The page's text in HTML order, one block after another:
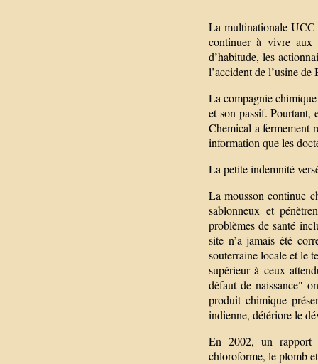
La multinationale UCC
continuer à vivre aux
d’habitude, les
l’accident de l’usine
La compagnie
et son passif. Pourtant,
Chemical a fermement
information que les
La petite indemnité
La mousson continue
sablonneux et
problèmes de santé
site n’a jamais été
souterraine locale et le
supérieur à ceux
défaut de naissance"
produit chimique
indienne, détériore le
En 2002, un rapport
chloroforme, le plomb